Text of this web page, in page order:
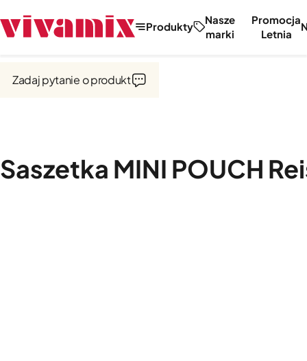
Produkty
Nasze
marki
Promocja
Letnia
Saszetka MINI POUCH
Zadaj pytanie o produkt